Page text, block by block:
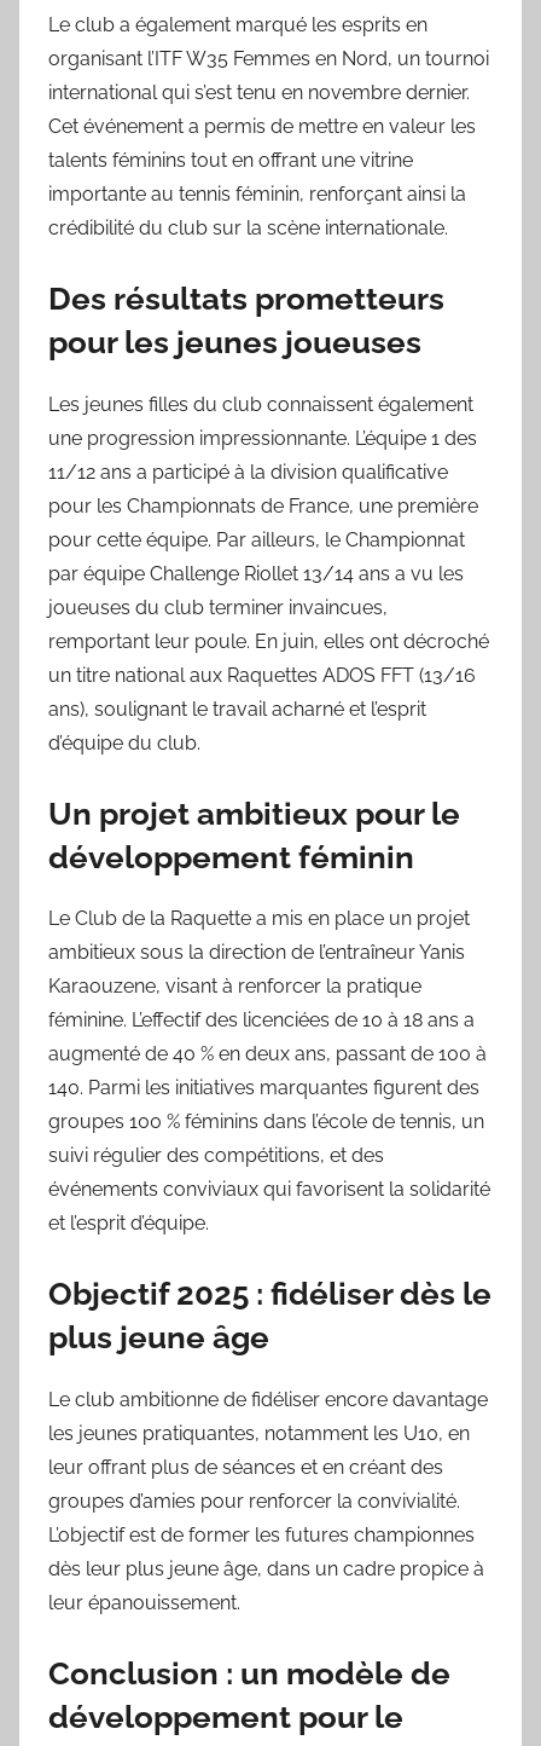
Le club a également marqué les esprits en
organisant l’ITF W35 Femmes en Nord, un tournoi
international qui s’est tenu en novembre dernier.
Cet événement a permis de mettre en valeur les
talents féminins tout en offrant une vitrine
importante au tennis féminin, renforçant ainsi la
crédibilité du club sur la scène internationale.
Des résultats prometteurs
pour les jeunes joueuses
Les jeunes filles du club connaissent également
une progression impressionnante. L’équipe 1 des
11/12 ans a participé à la division qualificative
pour les Championnats de France, une première
pour cette équipe. Par ailleurs, le Championnat
par équipe Challenge Riollet 13/14 ans a vu les
joueuses du club terminer invaincues,
remportant leur poule. En juin, elles ont décroché
un titre national aux Raquettes ADOS FFT (13/16
ans), soulignant le travail acharné et l’esprit
d’équipe du club.
Un projet ambitieux pour le
développement féminin
Le Club de la Raquette a mis en place un projet
ambitieux sous la direction de l’entraîneur Yanis
Karaouzene, visant à renforcer la pratique
féminine. L’effectif des licenciées de 10 à 18 ans a
augmenté de 40 % en deux ans, passant de 100 à
140. Parmi les initiatives marquantes figurent des
groupes 100 % féminins dans l’école de tennis, un
suivi régulier des compétitions, et des
événements conviviaux qui favorisent la solidarité
et l’esprit d’équipe.
Objectif 2025 : fidéliser dès le
plus jeune âge
Le club ambitionne de fidéliser encore davantage
les jeunes pratiquantes, notamment les U10, en
leur offrant plus de séances et en créant des
groupes d’amies pour renforcer la convivialité.
L’objectif est de former les futures championnes
dès leur plus jeune âge, dans un cadre propice à
leur épanouissement.
Conclusion : un modèle de
développement pour le